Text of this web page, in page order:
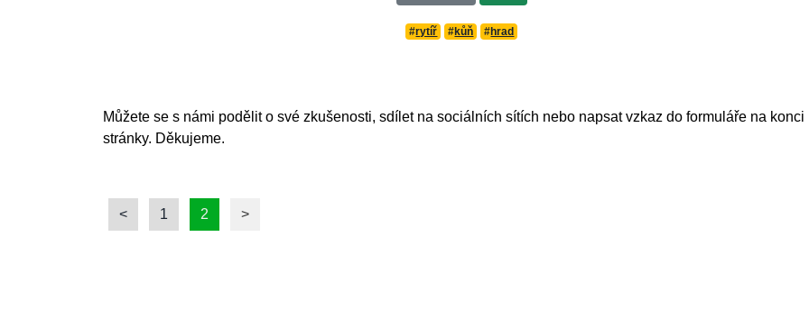
#rytíř #kůň #hrad
Můžete se s námi podělit o své zkušenosti, sdílet na sociálních sítích nebo napsat vzkaz do formuláře na konci
stránky. Děkujeme.
< 1 2 >